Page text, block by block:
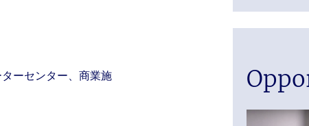
ーセンター、商業施